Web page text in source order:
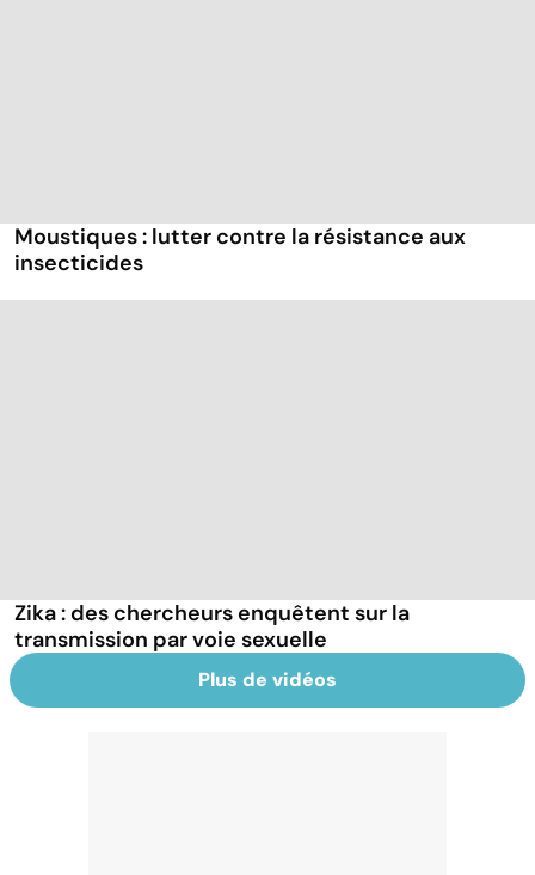
Moustiques : lutter contre la résistance aux
insecticides
Zika : des chercheurs enquêtent sur la
transmission par voie sexuelle
Plus de vidéos